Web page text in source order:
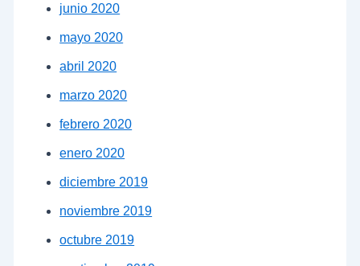
junio 2020
mayo 2020
abril 2020
marzo 2020
febrero 2020
enero 2020
diciembre 2019
noviembre 2019
octubre 2019